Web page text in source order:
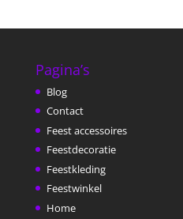
Pagina’s
Blog
Contact
Feest accessoires
Feestdecoratie
Feestkleding
Feestwinkel
Home